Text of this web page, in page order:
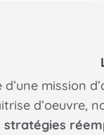
mission
d’oeuvre,
stratégies